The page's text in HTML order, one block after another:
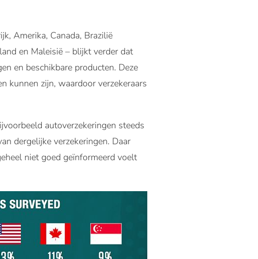
Amerika, Canada, Brazilië
en Maleisië – blijkt verder dat
en beschikbare producten. Deze
kunnen zijn, waardoor verzekeraars
autoverzekeringen steeds
dergelijke verzekeringen. Daar
niet goed geïnformeerd voelt